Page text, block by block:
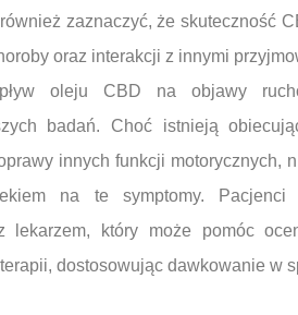
zaznaczyć, że skuteczność
oraz interakcji z innymi
oleju CBD na objawy
badań. Choć istnieją
innych funkcji motorycznych,
na te symptomy. Pacjenci
lekarzem, który może pomóc
dostosowując dawkowanie w